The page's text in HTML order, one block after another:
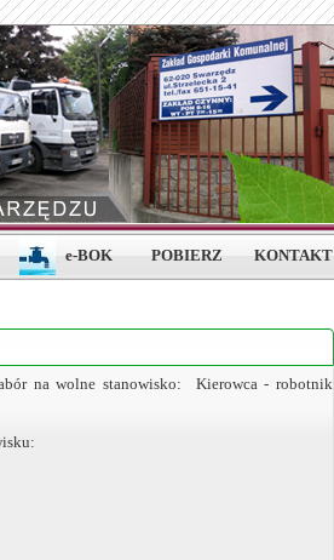
KONTAKT
POBIERZ
e-BOK
na wolne stanowisko: Kierowca - robotnik